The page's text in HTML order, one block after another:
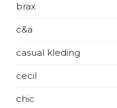
brax
c&a
casual kleding
cecil
chic